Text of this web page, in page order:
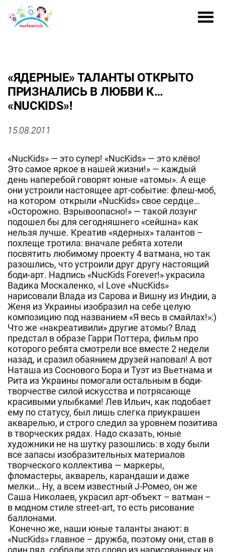
«ЯДЕРНЫЕ» ТАЛАНТЫ ОТКРЫТО
ПРИЗНАЛИСЬ В ЛЮБВИ К…
«NUCKIDS»!
15.08.2011
«NucKids» — это супер! «NucKids» — это клёво!
Это самое яркое в нашей жизни!» — каждый
день наперебой говорят юные «атомы». А еще
они устроили настоящее арт-событие: флеш-моб,
на котором открыли «NucKids» свое сердце…
«Осторожно. Взрывоопасно!» — такой лозунг
подошел бы для сегодняшнего «сейшна» как
нельзя лучше. Креатив «ядерных» талантов –
похлеще тротила: вначале ребята хотели
посвятить любимому проекту 4 ватмана, но так
разошлись, что устроили друг другу настоящий
боди-арт. Надпись «NucKids Forever!» украсила
Вадика Москаленко, «I Love «NucKids»
нарисовали Влада из Сарова и Вишну из Индии, а
Женя из Украины изобразил на себе целую
композицию под названием «Я весь в смайлах!»:)
Что же «накреативили» другие атомы? Влад
предстал в образе Гарри Поттера, фильм про
которого ребята смотрели все вместе 2 недели
назад, и сразил обаянием друзей наповал! А вот
Наташа из Соснового Бора и Туэт из Вьетнама и
Рита из Украины помогали остальным в боди-
творчестве силой искусства и потрясающе
красивыми улыбками! Лев Ильич, как подобает
ему по статусу, был лишь слегка приукрашен
акварелью, и строго следил за уровнем позитива
в творческих рядах. Надо сказать, юные
художники не на шутку разошлись: в ходу были
все запасы изобразительных материалов
творческого коллектива — маркеры,
фломастеры, акварель, карандаши и даже
мелки… Ну, а всем известный J-Ромео, он же
Саша Николаев, украсил арт-объект – ватман –
в модном стиле street-art, то есть рисование
баллонами.
Конечно же, наши юные таланты знают: в
«NucKids» главное – дружба, поэтому они, став в
один ряд, собрали это слово из нарисованных на